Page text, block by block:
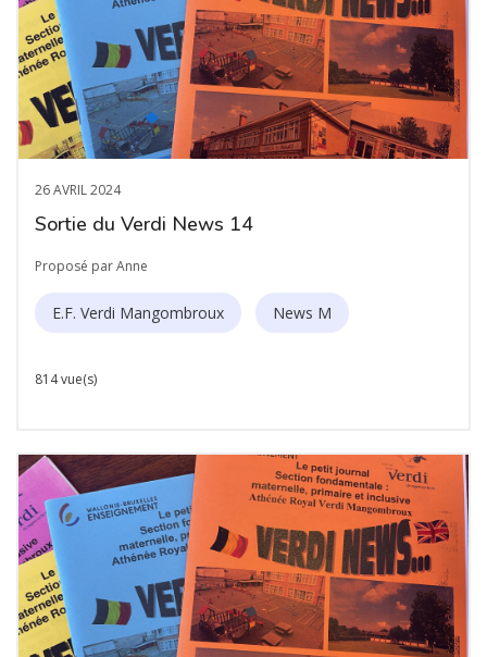
26 AVRIL 2024
Sortie du Verdi News 14
Proposé par Anne
E.F. Verdi Mangombroux News M
814 vue(s)